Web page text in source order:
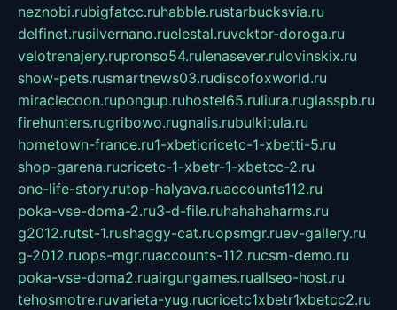
neznobi.rubigfatcc.ruhabble.rustarbucksvia.ru
delfinet.rusilvernano.ruelestal.ruvektor-doroga.ru
velotrenajery.rupronso54.rulenasever.rulovinskix.ru
show-pets.rusmartnews03.rudiscofoxworld.ru
miraclecoon.rupongup.ruhostel65.ruliura.ruglasspb.ru
firehunters.rugribowo.rugnalis.rubulkitula.ru
hometown-france.ru1-xbeticricetc-1-xbetti-5.ru
shop-garena.rucricetc-1-xbetr-1-xbetcc-2.ru
one-life-story.rutop-halyava.ruaccounts112.ru
poka-vse-doma-2.ru3-d-file.ruhahahaharms.ru
g2012.rutst-1.rushaggy-cat.ruopsmgr.ruev-gallery.ru
g-2012.ruops-mgr.ruaccounts-112.rucsm-demo.ru
poka-vse-doma2.ruairgungames.ruallseo-host.ru
tehosmotre.ruvarieta-yug.rucricetc1xbetr1xbetcc2.ru